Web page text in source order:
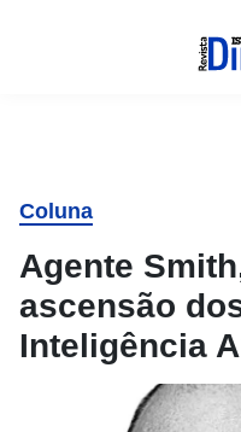
Coluna
Agente
ascensão
Inteligência